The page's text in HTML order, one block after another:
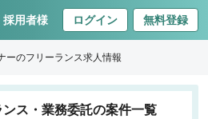
採用者様 ログイン 無料登録
ーのフリーランス求人情報
ス・業務委託の案件一覧